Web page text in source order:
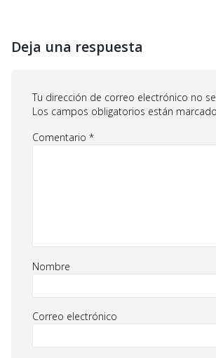
Deja una respuesta
Tu dirección de correo electrónico no
Los campos obligatorios están
Comentario *
Nombre
Correo electrónico